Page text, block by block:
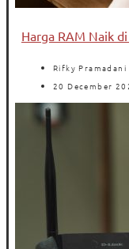
Harga RAM Naik
Rifky Pramadani
20 December